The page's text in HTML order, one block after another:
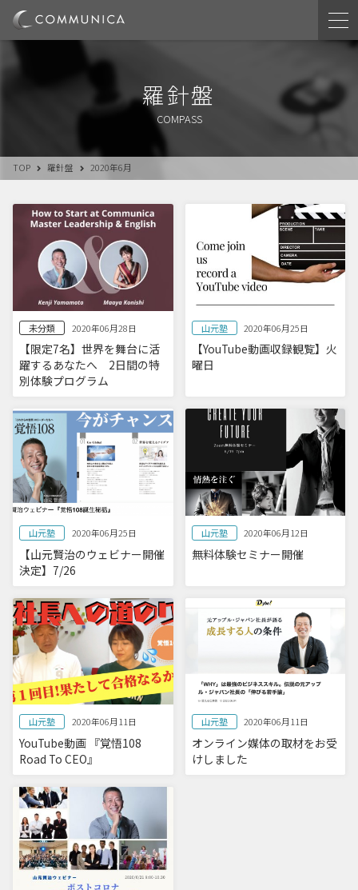
羅針盤
COMPASS
TOP 羅針盤 2020年6月
未分類 2020年06月28日
【限定7名】世界を舞台に活
躍するあなたへ 2日間の特
別体験プログラム
山元塾 2020年06月25日
【YouTube動画収録観覧】火
曜日
山元塾 2020年06月25日
【山元賢治のウェビナー開催
決定】7/26
山元塾 2020年06月12日
無料体験セミナー開催
山元塾 2020年06月11日
YouTube動画 『覚悟108
Road To CEO』
山元塾 2020年06月11日
オンライン媒体の取材をお受
けしました